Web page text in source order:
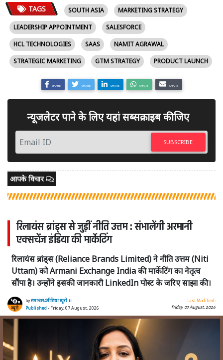
TAGS SOUTH ASIA
MARKETING STRATEGY
LEADERSHIP APPOINTMENT
SALESFORCE
HCL TECHNOLOGIES
SAAS
NAMIT AGRAWAL
STRATEGIC MARKETING
GTM STRATEGY PRODUCT LAUNCH
SHARE SHARE SHARE SHARE SHARE
न्यूजलेटर पाने के लिए यहां सब्सक्राइब कीजिए
SUBSCRIBE
आपके विचार
रिलायंस ब्रांड्स से जुड़ीं नीति उत्तम : संभालेंगी अरमानी
एक्सचेंज इंडिया की मार्केटिंग
रिलायंस ब्रांड्स (Reliance Brands Limited) ने नीति उत्तम (Niti
Uttam) को Armani Exchange India की मार्केटिंग का नेतृत्व
सौंपा है। उन्होंने इसकी जानकारी LinkedIn पोस्ट के जरिए साझा की।
byसमाचार4मीडिया ब्यूरो ।।
Published- Friday, 07 August, 2026
Last Modified:
Friday, 07 August, 2026